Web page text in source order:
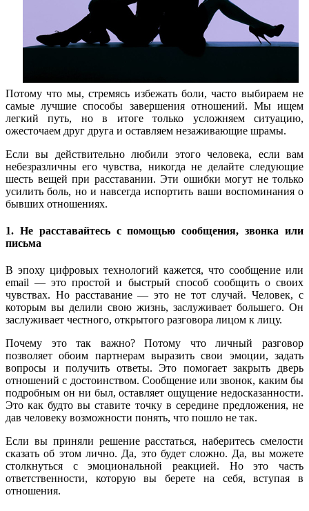
Потому что мы, стремясь избежать боли, часто выбираем не
самые лучшие способы завершения отношений. Мы ищем
легкий путь, но в итоге только усложняем ситуацию,
ожесточаем друг друга и оставляем незаживающие шрамы.
Если вы действительно любили этого человека, если вам
небезразличны его чувства, никогда не делайте следующие
шесть вещей при расставании. Эти ошибки могут не только
усилить боль, но и навсегда испортить ваши воспоминания о
бывших отношениях.
1. Не расставайтесь с помощью сообщения, звонка или
письма
В эпоху цифровых технологий кажется, что сообщение или
email — это простой и быстрый способ сообщить о своих
чувствах. Но расставание — это не тот случай. Человек, с
которым вы делили свою жизнь, заслуживает большего. Он
заслуживает честного, открытого разговора лицом к лицу.
Почему это так важно? Потому что личный разговор
позволяет обоим партнерам выразить свои эмоции, задать
вопросы и получить ответы. Это помогает закрыть дверь
отношений с достоинством. Сообщение или звонок, каким бы
подробным он ни был, оставляет ощущение недосказанности.
Это как будто вы ставите точку в середине предложения, не
дав человеку возможности понять, что пошло не так.
Если вы приняли решение расстаться, наберитесь смелости
сказать об этом лично. Да, это будет сложно. Да, вы можете
столкнуться с эмоциональной реакцией. Но это часть
ответственности, которую вы берете на себя, вступая в
отношения.